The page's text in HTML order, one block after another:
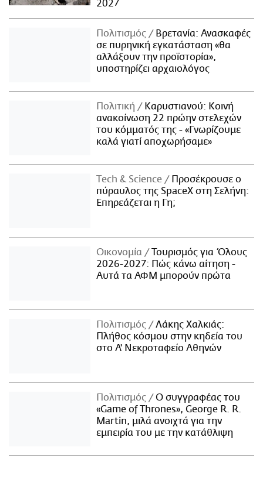
2027
Πολιτισμός
Βρετανία: Ανασκαφές
σε πυρηνική εγκατάσταση «θα
αλλάξουν την προϊστορία»,
υποστηρίζει αρχαιολόγος
Πολιτική
Καρυστιανού: Κοινή
ανακοίνωση 22 πρώην στελεχών
του κόμματός της - «Γνωρίζουμε
καλά γιατί αποχωρήσαμε»
Τech & Science
Προσέκρουσε ο
πύραυλος της SpaceX στη Σελήνη:
Επηρεάζεται η Γη;
Οικονομία
Τουρισμός για Όλους
2026-2027: Πώς κάνω αίτηση -
Αυτά τα ΑΦΜ μπορούν πρώτα
Πολιτισμός
Λάκης Χαλκιάς:
Πλήθος κόσμου στην κηδεία του
στο Α' Νεκροταφείο Αθηνών
Πολιτισμός
Ο συγγραφέας του
«Game of Thrones», George R. R.
Martin, μιλά ανοιχτά για την
εμπειρία του με την κατάθλιψη